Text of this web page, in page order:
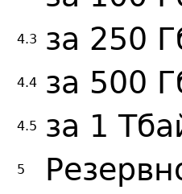
4.3 за 250
4.4 за 500
4.5 за 1
5